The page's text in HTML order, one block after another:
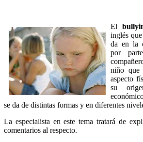
El
inglés
da en la
por
niño que
aspecto
su
se da de distintas formas y en diferentes
La especialista en este tema tratará de
comentarios al respecto.